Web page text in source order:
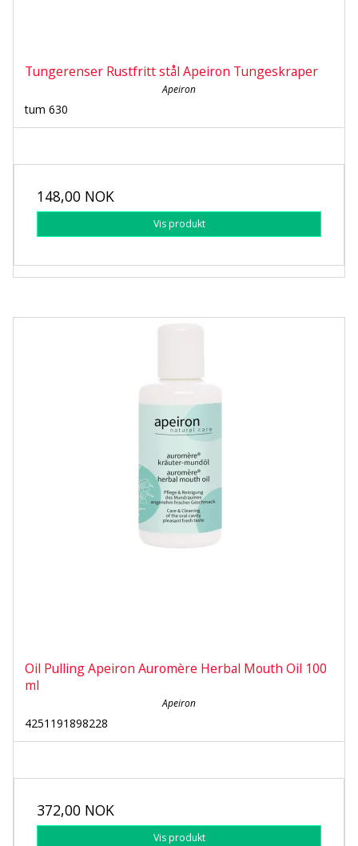
Tungerenser Rustfritt stål Apeiron Tungeskraper
Apeiron
tum 630
148,00 NOK
Vis produkt
Oil Pulling Apeiron Auromère Herbal Mouth Oil 100
ml
Apeiron
4251191898228
372,00 NOK
Vis produkt